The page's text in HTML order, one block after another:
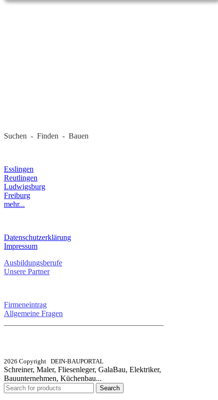
Suchen - Finden - Bauen
Esslingen
Reutlingen
Ludwigsburg
Freiburg
mehr...
Datenschutzerklärung
Impressum
Ausbildungsberufe
Unsere Partner
Firmeneintrag
Allgemeine Fragen
2026 Copyright DEIN-BAUPORTAL
Schreiner, Maler, Fliesenleger, GalaBau, Elektriker,
Bauunternehmen, Küchenbau...
Search